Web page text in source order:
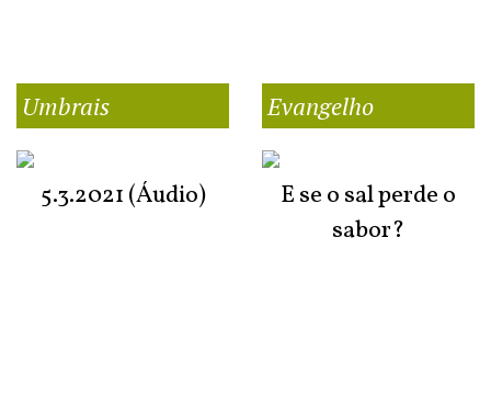
Umbrais
5.3.2021 (Áudio)
Evangelho
E se o sal perde o
sabor?